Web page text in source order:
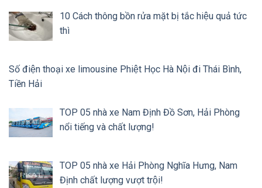
10 Cách thông bồn rửa mặt bị tắc hiệu quả tức
thì
Số điện thoại xe limousine Phiệt Học Hà Nội đi Thái Bình,
Tiền Hải
TOP 05 nhà xe Nam Định Đồ Sơn, Hải Phòng
nổi tiếng và chất lượng!
TOP 05 nhà xe Hải Phòng Nghĩa Hưng, Nam
Định chất lượng vượt trội!